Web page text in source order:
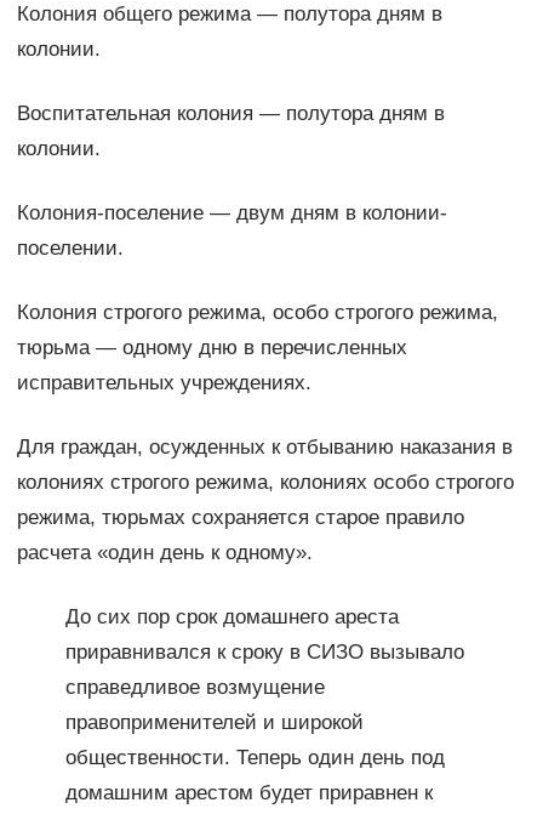
Колония общего режима — полутора дням в
колонии.
Воспитательная колония — полутора дням в
колонии.
Колония-поселение — двум дням в колонии-
поселении.
Колония строгого режима, особо строгого режима,
тюрьма — одному дню в перечисленных
исправительных учреждениях.
Для граждан, осужденных к отбыванию наказания в
колониях строгого режима, колониях особо строгого
режима, тюрьмах сохраняется старое правило
расчета «один день к одному».
До сих пор срок домашнего ареста
приравнивался к сроку в СИЗО вызывало
справедливое возмущение
правоприменителей и широкой
общественности. Теперь один день под
домашним арестом будет приравнен к